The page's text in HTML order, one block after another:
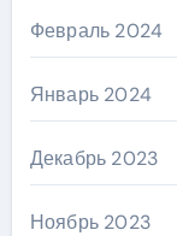
Февраль 2024
Январь 2024
Декабрь 2023
Ноябрь 2023